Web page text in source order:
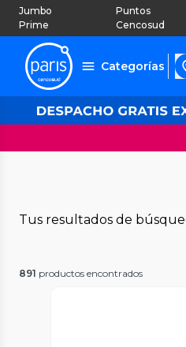
Jumbo
Prime
Puntos
Cencosud
Categorías
Tus resultados de
891 productos encontrados